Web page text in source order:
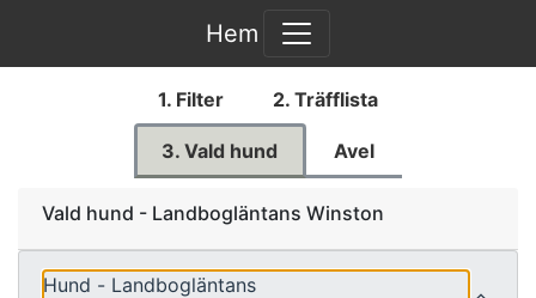
Hem
1. Filter 2. Träfflista
3. Vald hund Avel
Vald hund - Landbogläntans Winston
Hund - Landbogläntans